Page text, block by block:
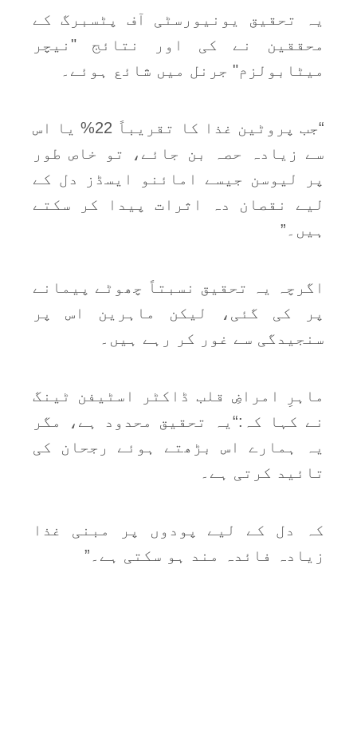
یہ تحقیق یونیورسٹی آف پٹسبرگ کے
محققین نے کی اور نتائج "نیچر
میٹابولزم" جرنل میں شائع ہوئے۔
“جب پروٹین غذا کا تقریباً 22% یا اس
سے زیادہ حصہ بن جائے، تو خاص طور
پر لیوسن جیسے امائنو ایسڈز دل کے
لیے نقصان دہ اثرات پیدا کر سکتے
ہیں۔”
اگرچہ یہ تحقیق نسبتاً چھوٹے پیمانے
پر کی گئی، لیکن ماہرین اس پر
سنجیدگی سے غور کر رہے ہیں۔
ماہرِ امراضِ قلب ڈاکٹر اسٹیفن ٹینگ
نے کہا کہ:“یہ تحقیق محدود ہے، مگر
یہ ہمارے اس بڑھتے ہوئے رجحان کی
تائید کرتی ہے۔
کہ دل کے لیے پودوں پر مبنی غذا
زیادہ فائدہ مند ہو سکتی ہے۔”